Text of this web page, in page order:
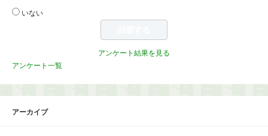
いない
アンケート結果を見る
アンケート一覧
アーカイブ